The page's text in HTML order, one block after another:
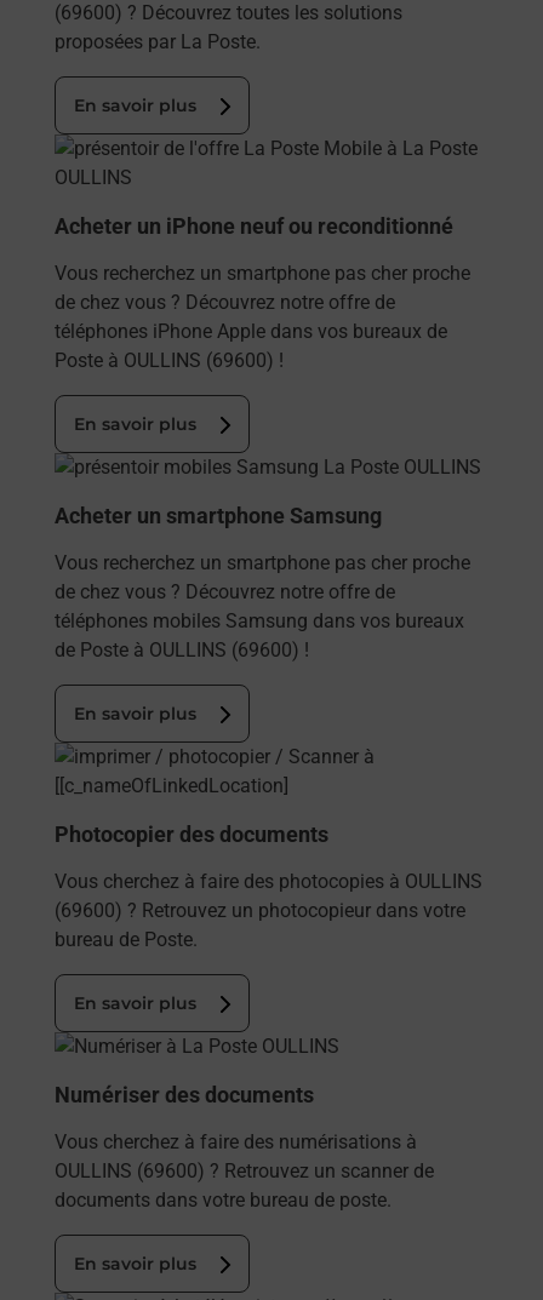
(69600) ? Découvrez toutes les solutions
proposées par La Poste.
En savoir plus
En savoir plus
Acheter un iPhone neuf ou reconditionné
Vous recherchez un smartphone pas cher proche
de chez vous ? Découvrez notre offre de
téléphones iPhone Apple dans vos bureaux de
Poste à OULLINS (69600) !
En savoir plus
En savoir plus
Acheter un smartphone Samsung
Vous recherchez un smartphone pas cher proche
de chez vous ? Découvrez notre offre de
téléphones mobiles Samsung dans vos bureaux
de Poste à OULLINS (69600) !
En savoir plus
En savoir plus
Photocopier des documents
Vous cherchez à faire des photocopies à OULLINS
(69600) ? Retrouvez un photocopieur dans votre
bureau de Poste.
En savoir plus
En savoir plus
Numériser des documents
Vous cherchez à faire des numérisations à
OULLINS (69600) ? Retrouvez un scanner de
documents dans votre bureau de poste.
En savoir plus